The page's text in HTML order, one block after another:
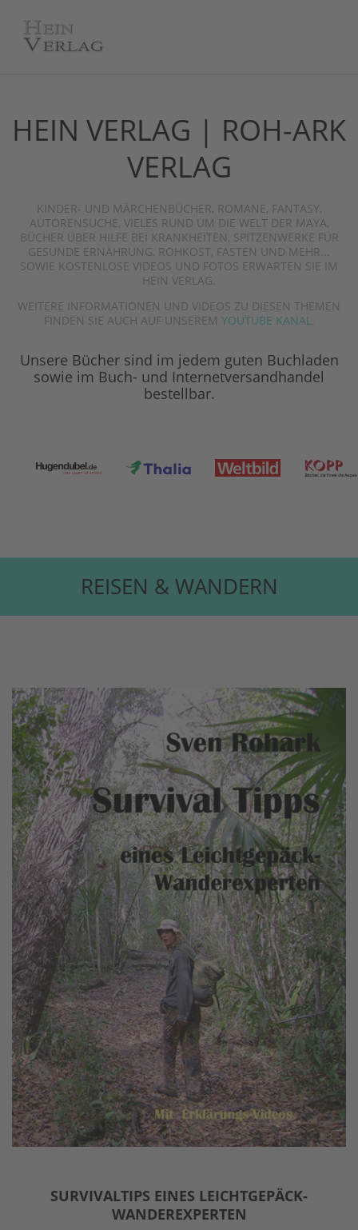
HEIN VERLAG | ROH-ARK
VERLAG
KINDER- UND MÄRCHENBÜCHER, ROMANE, FANTASY,
AUTORENSUCHE, VIELES RUND UM DIE WELT DER MAYA,
BÜCHER ÜBER HILFE BEI KRANKHEITEN, SPITZENWERKE FÜR
GESUNDE ERNÄHRUNG, ROHKOST, FASTEN UND MEHR...
SOWIE KOSTENLOSE VIDEOS UND FOTOS ERWARTEN SIE IM
HEIN VERLAG.
WEITERE INFORMATIONEN UND VIDEOS ZU DIESEN THEMEN
FINDEN SIE AUCH AUF UNSEREM YOUTUBE KANAL.
Unsere Bücher sind im jedem guten Buchladen
sowie im Buch- und Internetversandhandel
bestellbar.
REISEN & WANDERN
SURVIVALTIPS EINES LEICHTGEPÄCK-
WANDEREXPERTEN